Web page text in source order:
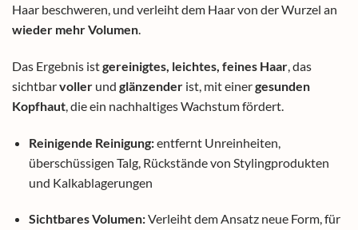
Haar beschweren, und verleiht dem Haar von der Wurzel an
wieder mehr Volumen.
Das Ergebnis istgereinigtes, leichtes, feines Haar , das
sichtbarvoller und glänzender ist, mit einergesunden
Kopfhaut , die ein nachhaltiges Wachstum fördert.
Reinigende Reinigung:entfernt Unreinheiten,
überschüssigen Talg, Rückstände von Stylingprodukten
und Kalkablagerungen
Sichtbares Volumen:Verleiht dem Ansatz neue Form, für